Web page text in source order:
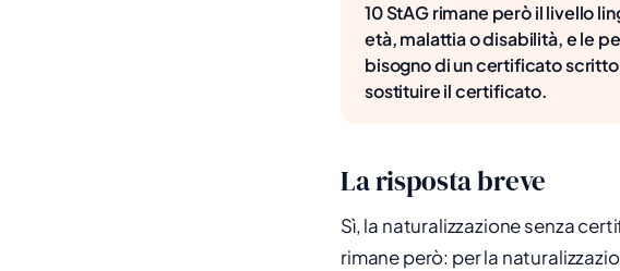
10 StAG rimane però il livello
età, malattia o disabilità, e le
bisogno di un certificato
sostituire il certificato.
La risposta breve
Sì, la naturalizzazione senza
rimane però: per la